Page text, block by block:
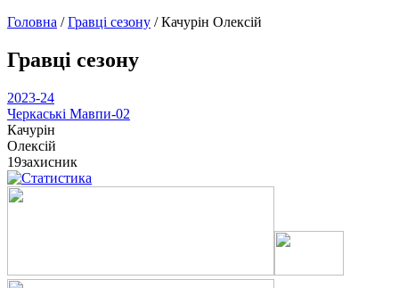
Головна /Гравці сезону /Качурін Олексій
Гравці сезону
2023-24
Черкаські Мавпи-02
Качурін
Олексій
19захисник